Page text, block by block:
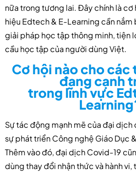
nữa trong tương lai. Đây chính là
hiệu Edtech & E-Learning cần nắm
giải pháp học tập thông minh, tiện
cầu học tập của người dùng Việt.
Cơ hội nào cho
đang cạnh
trong lĩnh vực
Sự tác động mạnh mẽ của đại
sự phát triển Công nghệ Giáo Dục
Thêm vào đó, đại dịch Covid-19
dùng thay đổi nhận thức và hành